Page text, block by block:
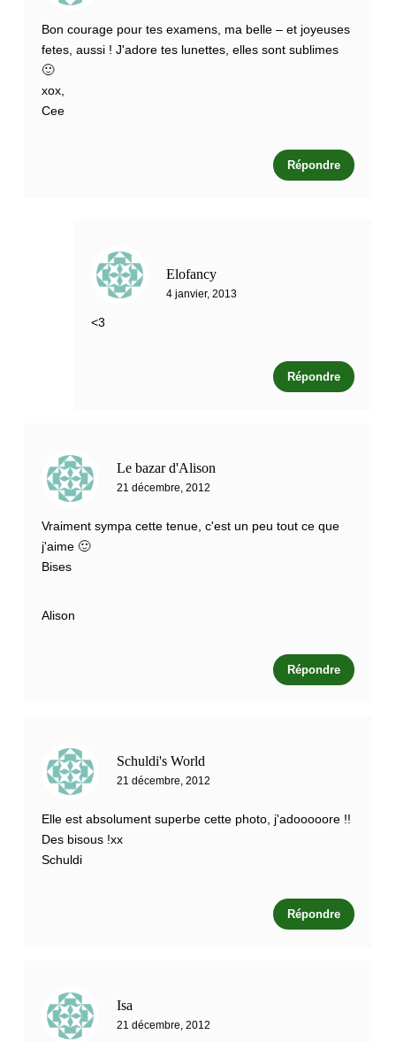
Bon courage pour tes examens, ma belle – et joyeuses
fetes, aussi ! J'adore tes lunettes, elles sont sublimes
🙂
xox,
Cee
Répondre
Elofancy
4 janvier, 2013
<3
Répondre
Le bazar d'Alison
21 décembre, 2012
Vraiment sympa cette tenue, c'est un peu tout ce que
j'aime 🙂
Bises
Alison
Répondre
Schuldi's World
21 décembre, 2012
Elle est absolument superbe cette photo, j'adooooore !!
Des bisous !xx
Schuldi
Répondre
Isa
21 décembre, 2012